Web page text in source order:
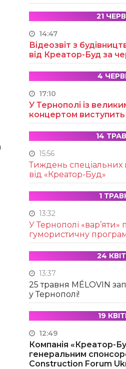
21
14:47
Відеозвіт з
від Креатор-Буд за
4
17:10
У Тернополі із
концертом виступить
14
15:56
Тиждень спеціальних
від «Креатор-Буд»
1
13:32
У Тернополі
гумористичну
24
13:37
25 травня MÉLOVIN
у Тернополі!
19
12:49
Компанія «Креатор-
генеральним
Construction Forum